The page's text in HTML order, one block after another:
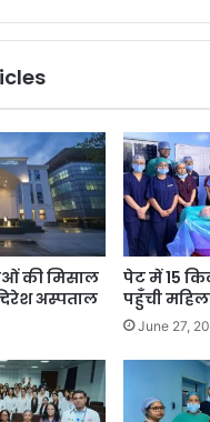
की मिसाल
अस्पताल
पेट में 15
पहुँची
June 27,